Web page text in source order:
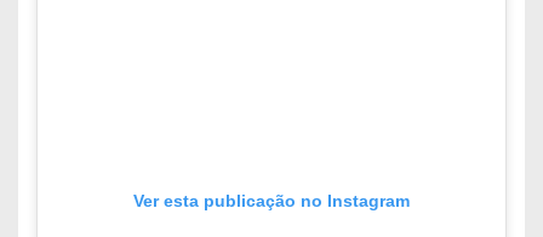
Ver esta publicação no Instagram